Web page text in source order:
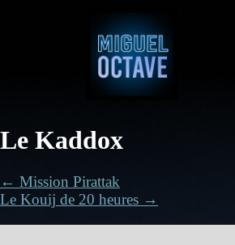
Le Kaddox
← Mission Pirattak
Le Kouij de 20 heures →